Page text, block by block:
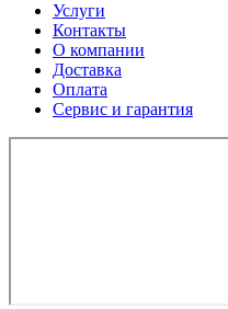
Услуги
Контакты
О компании
Доставка
Оплата
Сервис и гарантия